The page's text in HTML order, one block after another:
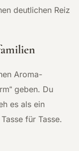
deutlichen Reiz
Aroma-
geben. Du
es als ein
für Tasse.